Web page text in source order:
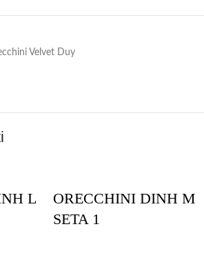
Velvet Duy
L
ORECCHINI DINH M
SETA 1